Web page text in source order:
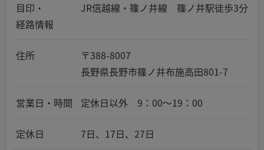
目印・
経路情報
JR信越線・篠ノ井線 篠ノ井駅徒歩3分
住所
〒388-8007
長野県長野市篠ノ井布施高田801-7
営業日・時間 定休日以外 9：00～19：00
定休日 7日、17日、27日